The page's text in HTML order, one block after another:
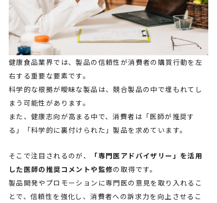
健康食品業界では、製品の信頼性が消費者の購買行動を左
右する重要な要素です。
科学的な根拠が曖昧な製品は、競合製品の中で埋もれてし
まう可能性があります。
また、健康志向が高まる中で、消費者は「医師が推奨す
る」「科学的に裏付けられた」製品を求めています。
そこで注目されるのが、
「専門医アドバイザリー」を活用
した医師の推奨コメントや監修の取得です。
製品開発やプロモーションに専門医の意見を取り入れるこ
とで、信頼性を強化し、消費者への訴求力を向上させるこ